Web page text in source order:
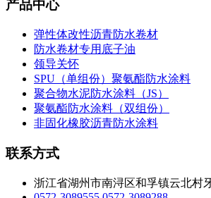
产品中心
弹性体改性沥青防水卷材
防水卷材专用底子油
领导关怀
SPU（单组份）聚氨酯防水涂料
聚合物水泥防水涂料（JS）
聚氨酯防水涂料（双组份）
非固化橡胶沥青防水涂料
联系方式
浙江省湖州市南浔区和孚镇云北村